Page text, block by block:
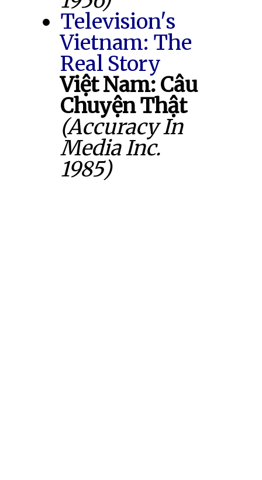
Television's
Vietnam: The
Real Story
Việt Nam: Câu
Chuyện Thật
(Accuracy In
Media Inc.
1985)